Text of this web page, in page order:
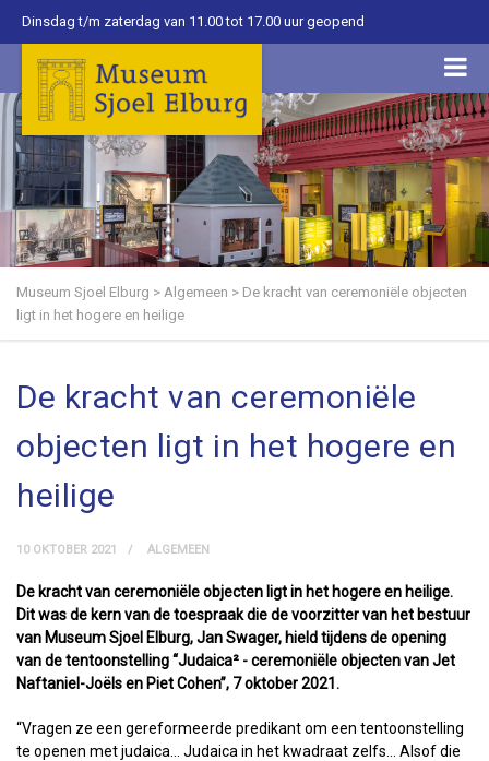
Dinsdag t/m zaterdag van 11.00 tot 17.00 uur geopend
Museum Sjoel Elburg > Algemeen > De kracht van ceremoniële objecten
ligt in het hogere en heilige
De kracht van ceremoniële
objecten ligt in het hogere en
heilige
10 OKTOBER 2021 ALGEMEEN
De kracht van ceremoniële objecten ligt in het hogere en heilige.
Dit was de kern van de toespraak die de voorzitter van het bestuur
van Museum Sjoel Elburg, Jan Swager, hield tijdens de opening
van de tentoonstelling “Judaica² - ceremoniële objecten van Jet
Naftaniel-Joëls en Piet Cohen”, 7 oktober 2021.
“Vragen ze een gereformeerde predikant om een tentoonstelling
te openen met judaica… Judaica in het kwadraat zelfs… Alsof die